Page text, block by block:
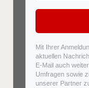
Mit Ihrer
aktuellen
E-Mail auch
Umfragen sowie
unserer Partner